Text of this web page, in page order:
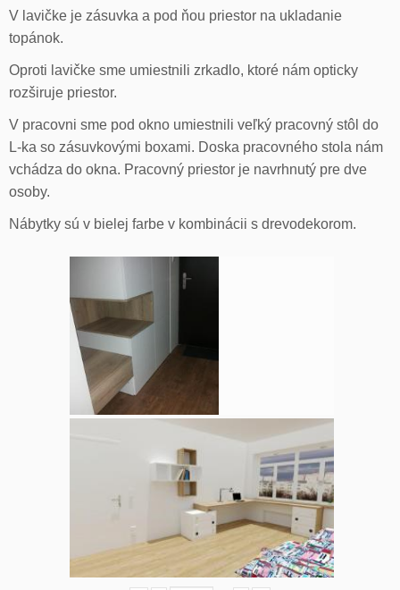
V lavičke je zásuvka a pod ňou priestor na ukladanie
topánok.
Oproti lavičke sme umiestnili zrkadlo, ktoré nám opticky
rozširuje priestor.
V pracovni sme pod okno umiestnili veľký pracovný stôl do
L-ka so zásuvkovými boxami. Doska pracovného stola nám
vchádza do okna. Pracovný priestor je navrhnutý pre dve
osoby.
Nábytky sú v bielej farbe v kombinácii s drevodekorom.